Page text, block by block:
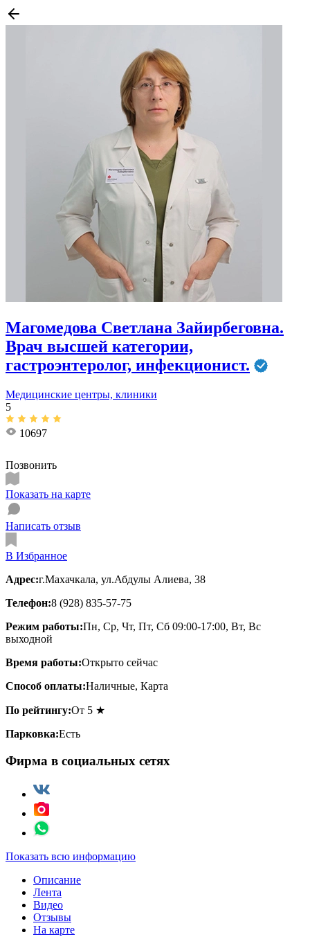
Магомедова Светлана Зайирбеговна.
Врач высшей категории,
гастроэнтеролог, инфекционист.
Медицинские центры, клиники
5
10697
Позвонить
Показать на карте
Написать отзыв
В Избранное
Адрес:г.Махачкала, ул.Абдулы Алиева, 38
Телефон:8 (928) 835-57-75
Режим работы:Пн, Ср, Чт, Пт, Сб 09:00-17:00, Вт, Вс
выходной
Время работы:Открыто сейчас
Способ оплаты:Наличные, Карта
По рейтингу:От 5 ★
Парковка:Есть
Фирма в социальных сетях
Показать всю информацию
Описание
Лента
Видео
Отзывы
На карте